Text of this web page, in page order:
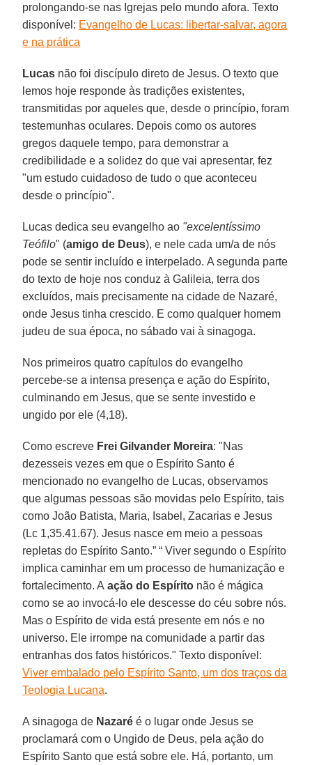
prolongando-se nas Igrejas pelo mundo afora. Texto
disponível: Evangelho de Lucas: libertar-salvar, agora
e na prática
Lucas não foi discípulo direto de Jesus. O texto que
lemos hoje responde às tradições existentes,
transmitidas por aqueles que, desde o princípio, foram
testemunhas oculares. Depois como os autores
gregos daquele tempo, para demonstrar a
credibilidade e a solidez do que vai apresentar, fez
"um estudo cuidadoso de tudo o que aconteceu
desde o princípio".
Lucas dedica seu evangelho ao "excelentíssimo
Teófilo" (amigo de Deus), e nele cada um/a de nós
pode se sentir incluído e interpelado. A segunda parte
do texto de hoje nos conduz à Galileia, terra dos
excluídos, mais precisamente na cidade de Nazaré,
onde Jesus tinha crescido. E como qualquer homem
judeu de sua época, no sábado vai à sinagoga.
Nos primeiros quatro capítulos do evangelho
percebe-se a intensa presença e ação do Espírito,
culminando em Jesus, que se sente investido e
ungido por ele (4,18).
Como escreve Frei Gilvander Moreira: "Nas
dezesseis vezes em que o Espírito Santo é
mencionado no evangelho de Lucas, observamos
que algumas pessoas são movidas pelo Espírito, tais
como João Batista, Maria, Isabel, Zacarias e Jesus
(Lc 1,35.41.67). Jesus nasce em meio a pessoas
repletas do Espírito Santo.” “ Viver segundo o Espírito
implica caminhar em um processo de humanização e
fortalecimento. A ação do Espírito não é mágica
como se ao invocá-lo ele descesse do céu sobre nós.
Mas o Espírito de vida está presente em nós e no
universo. Ele irrompe na comunidade a partir das
entranhas dos fatos históricos." Texto disponível:
Viver embalado pelo Espírito Santo, um dos traços da
Teologia Lucana.
A sinagoga de Nazaré é o lugar onde Jesus se
proclamará com o Ungido de Deus, pela ação do
Espírito Santo que está sobre ele. Há, portanto, um